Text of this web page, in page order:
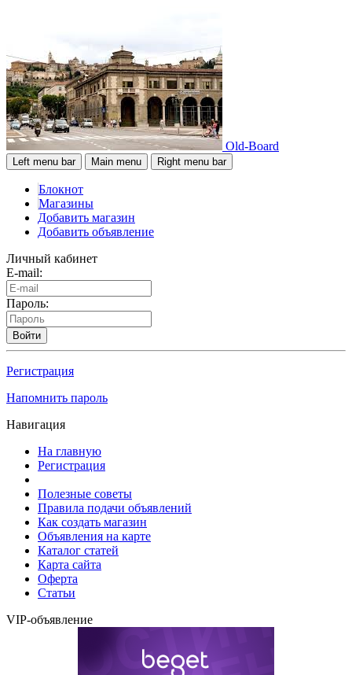
Old-Board
Left menu bar Main menu Right menu bar
Блокнот
Магазины
Добавить магазин
Добавить объявление
Личный кабинет
E-mail:
Пароль:
Войти
Регистрация
Напомнить пароль
Навигация
На главную
Регистрация
Полезные советы
Правила подачи объявлений
Как создать магазин
Объявления на карте
Каталог статей
Карта сайта
Оферта
Статьи
VIP-объявление